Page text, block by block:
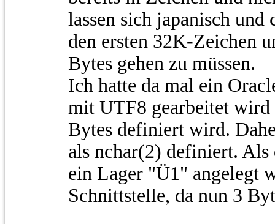
lassen sich japanisch
den ersten 32K-Zeichen
Bytes gehen zu müssen.
Ich hatte da mal ein
mit UTF8 gearbeitet wird
Bytes definiert wird.
als nchar(2) definiert. Als
ein Lager "Ü1" angelegt
Schnittstelle, da nun 3